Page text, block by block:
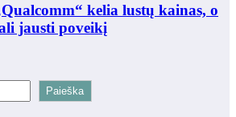
kelia lustų kainas, o
jausti poveikį
Paieška